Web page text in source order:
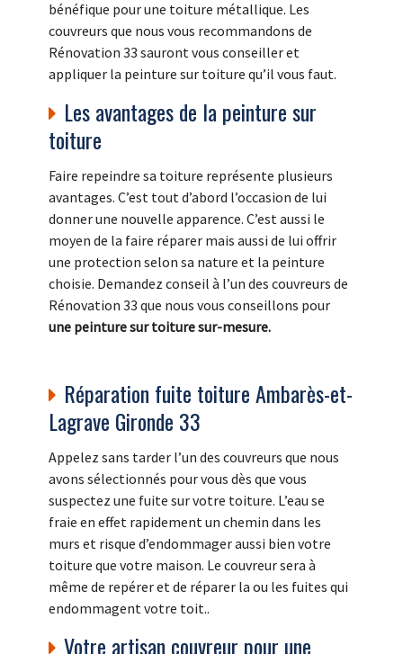
bénéfique pour une toiture métallique. Les
couvreurs que nous vous recommandons de
Rénovation 33 sauront vous conseiller et
appliquer la peinture sur toiture qu’il vous faut.
Les avantages de la peinture sur
toiture
Faire repeindre sa toiture représente plusieurs
avantages. C’est tout d’abord l’occasion de lui
donner une nouvelle apparence. C’est aussi le
moyen de la faire réparer mais aussi de lui offrir
une protection selon sa nature et la peinture
choisie. Demandez conseil à l’un des couvreurs de
Rénovation 33 que nous vous conseillons pour
une peinture sur toiture sur-mesure.
Réparation fuite toiture Ambarès-et-
Lagrave Gironde 33
Appelez sans tarder l’un des couvreurs que nous
avons sélectionnés pour vous dès que vous
suspectez une fuite sur votre toiture. L’eau se
fraie en effet rapidement un chemin dans les
murs et risque d’endommager aussi bien votre
toiture que votre maison. Le couvreur sera à
même de repérer et de réparer la ou les fuites qui
endommagent votre toit..
Votre artisan couvreur pour une